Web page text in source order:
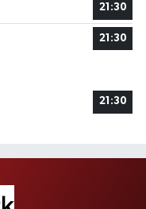
21:30
21:30
21:30